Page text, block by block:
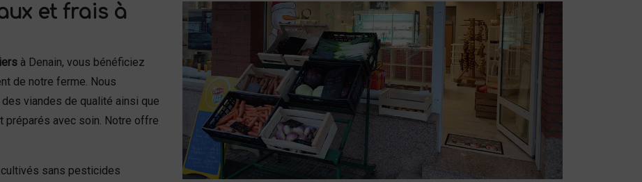
et frais à
à Denain, vous bénéficiez
de notre ferme. Nous
viandes de qualité ainsi que
préparés avec soin. Notre offre
sans pesticides